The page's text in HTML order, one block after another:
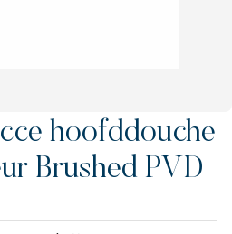
hoofddouche
Brushed PVD